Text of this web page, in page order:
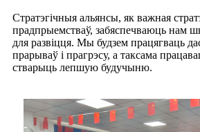
Стратэгічныя альянсы, як важная
прадпрыемстваў, забяспечваюць нам
для развіцця. Мы будзем працягваць
прарываў і прагрэсу, а таксама
стварыць лепшую будучыню.